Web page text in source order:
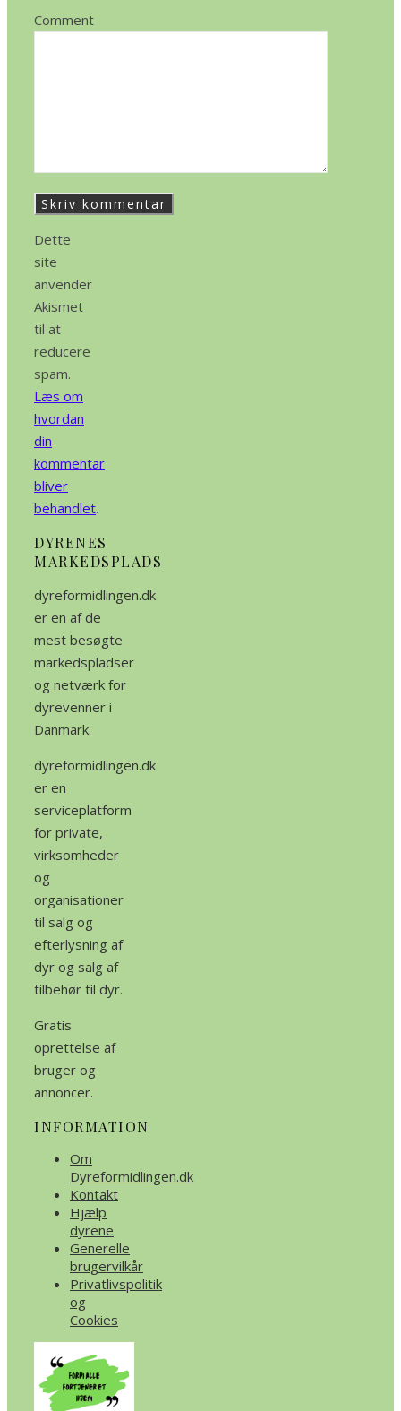
Comment
Dette
site
anvender
Akismet
til at
reducere
spam.
Læs om
hvordan
din
kommentar
bliver
behandlet.
DYRENES
MARKEDSPLADS
dyreformidlingen.dk
er en af de
mest besøgte
markedspladser
og netværk for
dyrevenner i
Danmark.
dyreformidlingen.dk
er en
serviceplatform
for private,
virksomheder
og
organisationer
til salg og
efterlysning af
dyr og salg af
tilbehør til dyr.
Gratis
oprettelse af
bruger og
annoncer.
INFORMATION
Om
Dyreformidlingen.dk
Kontakt
Hjælp
dyrene
Generelle
brugervilkår
Privatlivspolitik
og
Cookies